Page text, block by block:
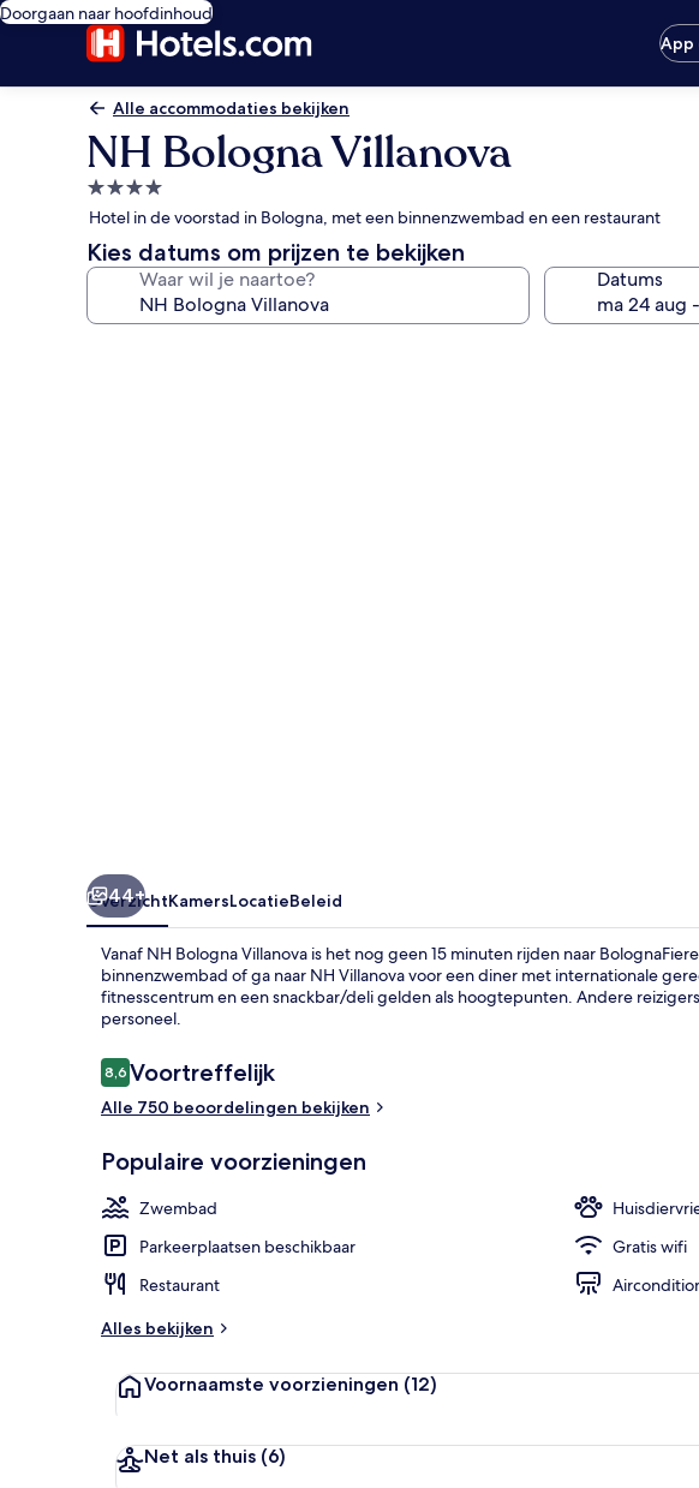
Doorgaan naar hoofdinhoud
App
Alle accommodaties bekijken
NH Bologna Villanova
4.0-
sterrenaccommodatie
Hotel in de voorstad in Bologna, met een binnenzwembad en een restaurant
Kies datums om prijzen te bekijken
Waar wil je naartoe? Datums
44+
OverzichtKamersLocatieBeleid
Vanaf NH Bologna Villanova is het nog geen 15 minuten rijden naar
binnenzwembad of ga naar NH Villanova voor een diner met internationale
fitnesscentrum en een snackbar/deli gelden als hoogtepunten. Andere
personeel.
Beoordelingen
8,68,6 op 10 –
Voortreffelijk
Alle 750 beoordelingen bekijken
Populaire voorzieningen
Zwembad
Parkeerplaatsen beschikbaar
Gratis wifi
Restaurant
Alles bekijken
Voornaamste voorzieningen (12)
Net als thuis (6)